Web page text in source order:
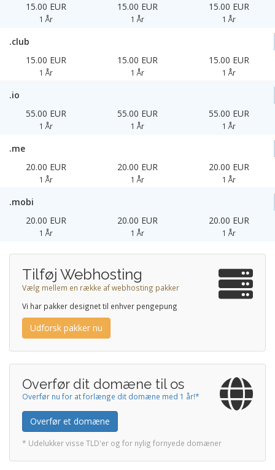
15.00 EUR
1 År
15.00 EUR
1 År
15.00 EUR
1 År
.club
15.00 EUR
1 År
15.00 EUR
1 År
15.00 EUR
1 År
.io
55.00 EUR
1 År
55.00 EUR
1 År
55.00 EUR
1 År
.me
20.00 EUR
1 År
20.00 EUR
1 År
20.00 EUR
1 År
.mobi
20.00 EUR
1 År
20.00 EUR
1 År
20.00 EUR
1 År
Tilføj Webhosting
Vælg mellem en række af webhosting pakker
Vi har pakker designet til enhver pengepung
Udforsk pakker nu
Overfør dit domæne til os
Overfør nu for at forlænge dit domæne med 1 år!*
Overfør et domæne
* Udelukker visse TLD'er og for nylig fornyede domæner